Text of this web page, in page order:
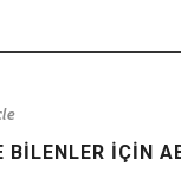
BİLENLER İÇİN